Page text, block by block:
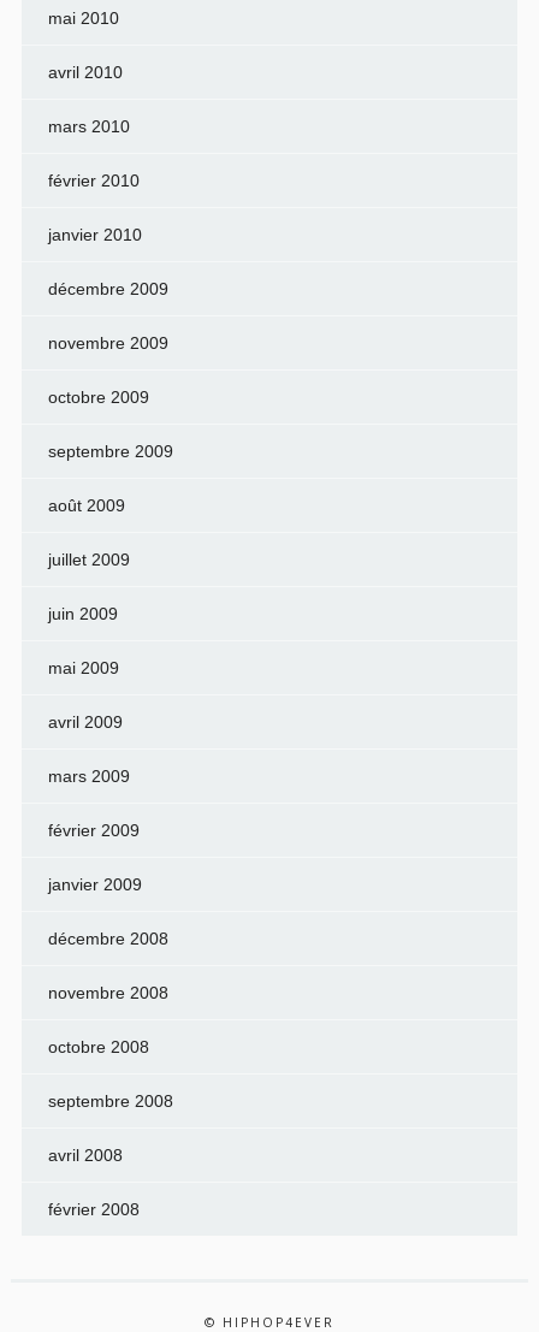
mai 2010
avril 2010
mars 2010
février 2010
janvier 2010
décembre 2009
novembre 2009
octobre 2009
septembre 2009
août 2009
juillet 2009
juin 2009
mai 2009
avril 2009
mars 2009
février 2009
janvier 2009
décembre 2008
novembre 2008
octobre 2008
septembre 2008
avril 2008
février 2008
© HIPHOP4EVER